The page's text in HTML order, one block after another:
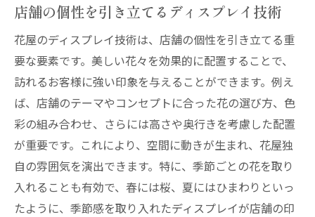
択
花屋のディスプレイでイベント空間を華やかに
演出
イベントテーマに合わせた花選びのコツ
オケージョン別の花ディスプレイアイデア
空間を引き立てる花の組み合わせ
参加者の心に残るディスプレイの秘密
季節行事を彩るクリエイティブな花アレン
ジ
店舗の個性を引き立てるディスプレイ技術
花屋のディスプレイ技術は、店舗の個性を引き立てる重
要な要素です。美しい花々を効果的に配置することで、
訪れるお客様に強い印象を与えることができます。例え
ば、店舗のテーマやコンセプトに合った花の選び方、色
彩の組み合わせ、さらには高さや奥行きを考慮した配置
が重要です。これにより、空間に動きが生まれ、花屋独
自の雰囲気を演出できます。特に、季節ごとの花を取り
入れることも有効で、春には桜、夏にはひまわりといっ
たように、季節感を取り入れたディスプレイが店舗の印